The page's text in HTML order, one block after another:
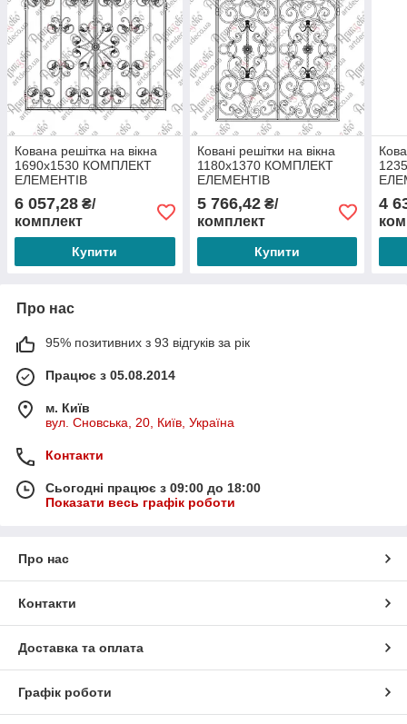
Кована решітка на вікна
1690х1530 КОМПЛЕКТ
ЕЛЕМЕНТІВ
6 057,28 ₴/
комплект
Купити
Ковані решітки на вікна
1180х1370 КОМПЛЕКТ
ЕЛЕМЕНТІВ
5 766,42₴/
комплект
Купити
4
Про нас
95% позитивних з 93 відгуків за рік
Працює з 05.08.2014
м. Київ
вул. Сновська, 20, Київ, Україна
Контакти
Сьогодні працює з 09:00 до 18:00
Показати весь графік роботи
Про нас
Контакти
Доставка та оплата
Графік роботи